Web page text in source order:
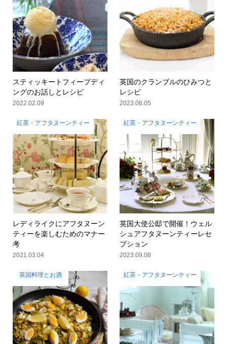
スティッキートフィープディ
ングのお話しとレシピ
2022.02.09
英国のクランブルのひみつと
レシピ
2023.06.05
紅茶・アフタヌーンティー
レディライクにアフタヌーン
ティーを楽しむためのマナー
考
2021.03.04
紅茶・アフタヌーンティー
英国大使公邸で開催！ウェル
シュアフタヌーンティーレセ
プション
2023.09.08
英国料理とお酒 紅茶・アフタヌーンティー